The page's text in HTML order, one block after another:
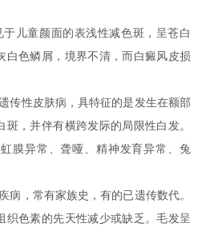
儿童颜面的表浅性减色斑，呈苍白
白色鳞屑，境界不清，而白癜风皮损
性皮肤病，具特征的是发生在额部
，并伴有横跨发际的局限性白发。
膜异常、聋哑、精神发育异常、兔
，常有家族史，有的已遗传数代。
织色素的先天性减少或缺乏。毛发呈